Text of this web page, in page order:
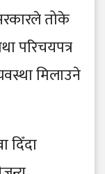
तोके
परिचयपत्र
मिलाउने
दिँदा